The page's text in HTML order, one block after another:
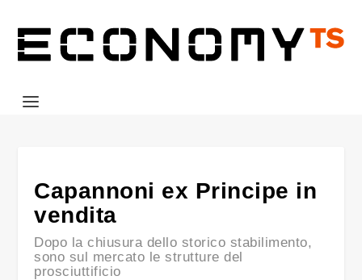
Capannoni ex Principe in
vendita
Dopo la chiusura dello storico stabilimento,
sono sul mercato le strutture del
prosciuttificio